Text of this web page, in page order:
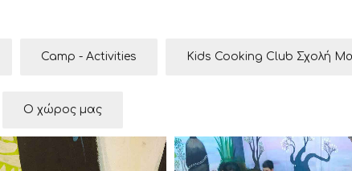
Camp - Activities Kids Cooking Club Σχολή
Ο χώρος μας